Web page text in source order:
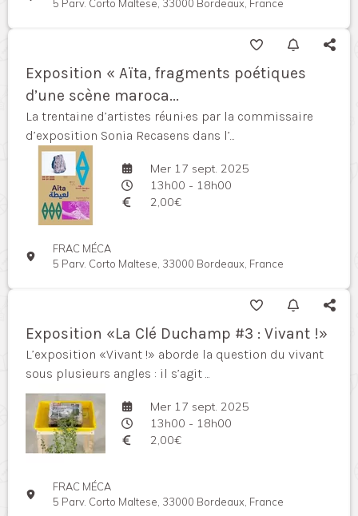
5 Parv. Corto Maltese, 33000 Bordeaux, France
Exposition « Aïta, fragments poétiques
d’une scène maroca...
La trentaine d’artistes réuni·es par la commissaire
d’exposition Sonia Recasens dans l’...
Mer 17 sept. 2025
13h00 - 18h00
2,00€
FRAC MÉCA
5 Parv. Corto Maltese, 33000 Bordeaux, France
Exposition «La Clé Duchamp #3 : Vivant !»
L’exposition «Vivant !» aborde la question du vivant
sous plusieurs angles : il s’agit ...
Mer 17 sept. 2025
13h00 - 18h00
2,00€
FRAC MÉCA
5 Parv. Corto Maltese, 33000 Bordeaux, France